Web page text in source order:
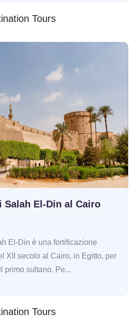
Tours
Salah El-Din al Cairo
El-Din è una fortificazione
XII secolo al Cairo, in Egitto, per
primo sultano. Pe...
Tours